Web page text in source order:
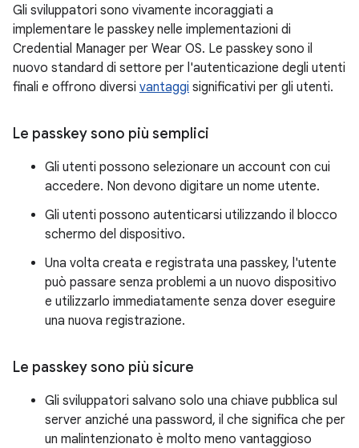
Gli sviluppatori sono vivamente incoraggiati a
implementare le passkey nelle implementazioni di
Credential Manager per Wear OS. Le passkey sono il
nuovo standard di settore per l'autenticazione degli utenti
finali e offrono diversi vantaggi significativi per gli utenti.
Le passkey sono più semplici
Gli utenti possono selezionare un account con cui
accedere. Non devono digitare un nome utente.
Gli utenti possono autenticarsi utilizzando il blocco
schermo del dispositivo.
Una volta creata e registrata una passkey, l'utente
può passare senza problemi a un nuovo dispositivo
e utilizzarlo immediatamente senza dover eseguire
una nuova registrazione.
Le passkey sono più sicure
Gli sviluppatori salvano solo una chiave pubblica sul
server anziché una password, il che significa che per
un malintenzionato è molto meno vantaggioso